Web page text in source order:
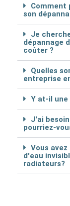
Comment
son
Je
dépannage
coûter ?
Quelles
entreprise
Y at-il une
J'ai
pourriez-
Vous
d'eau
radiateurs?